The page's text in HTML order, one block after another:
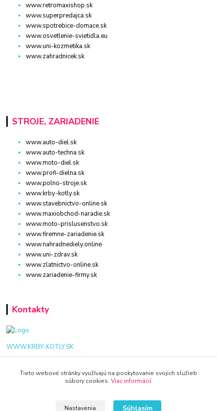
www.retromaxishop.sk
www.superpredajca.sk
www.spotrebice-domace.sk
www.osvetlenie-svietidla.eu
www.uni-kozmetika.sk
www.zahradnicek.sk
STROJE, ZARIADENIE
www.auto-diel.sk
www.auto-techna.sk
www.moto-diel.sk
www.profi-dielna.sk
www.polno-stroje.sk
www.krby-kotly.sk
www.stavebnictvo-online.sk
www.maxiobchod-naradie.sk
www.moto-prislusenstvo.sk
www.firemne-zariadenie.sk
www.nahradnediely.online
www.uni-zdrav.sk
www.zlatnictvo-online.sk
www.zariadenie-firmy.sk
Kontakty
WWW.KRBY-KOTLY.SK
Tieto webové stránky využívajú na poskytovanie svojich služieb
súbory cookies. Viac informácií.
Nastavenia Súhlasím